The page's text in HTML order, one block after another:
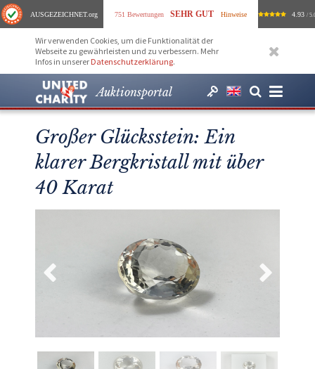
AUSGEZEICHNET.org 751 Bewertungen SEHR GUT Hinweise 4.93 /
Wir verwenden Cookies, um die Funktionalität der
Webseite zu gewährleisten und zu verbessern. Mehr
Infos in unserer Datenschutzerklärung.
Auktionsportal
Großer Glücksstein: Ein
klarer Bergkristall mit über
40 Karat